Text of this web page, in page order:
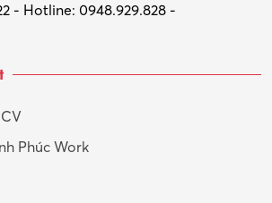
– Quà tặng
- Hotline: 0948.929.828 -
Phúc Work